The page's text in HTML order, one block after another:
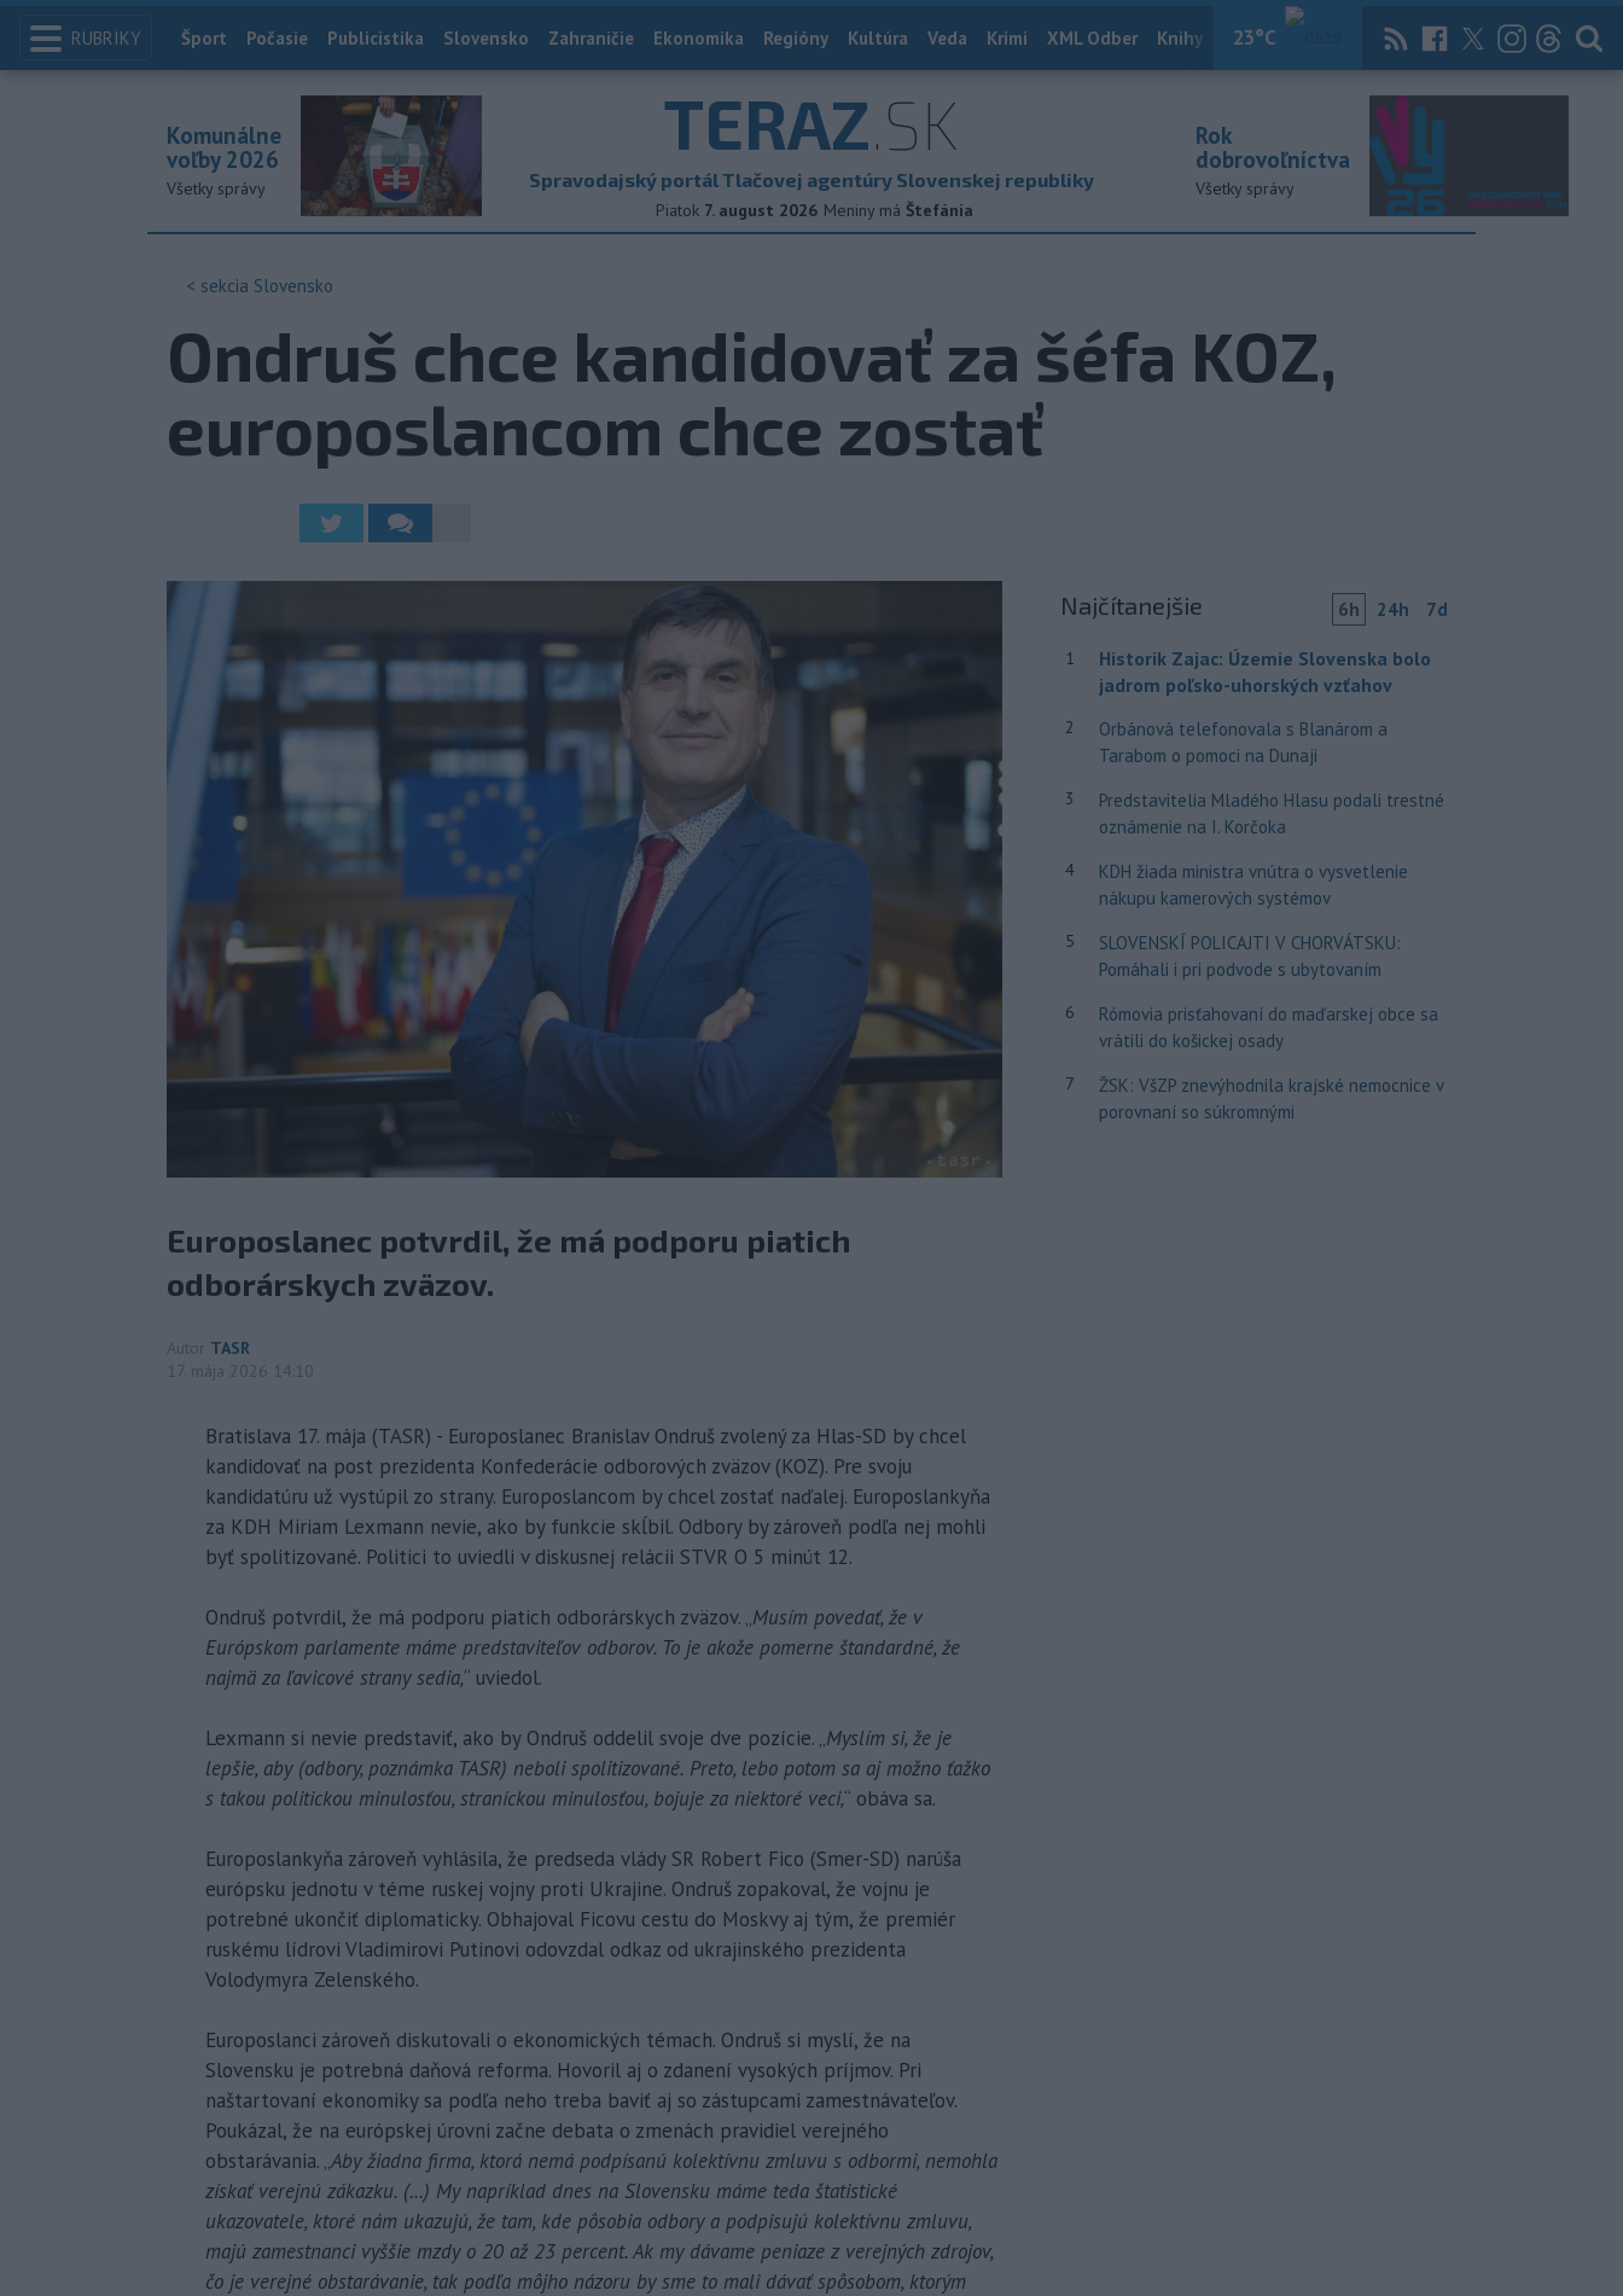
RUBRIKY 23°C
Index
Šport Počasie Publicistika Slovensko Zahraničie Ekonomika Regióny Kultúra Veda Krimi XML Odber Knihy Útulkovo Magazín News Now Archív
TERAZ.SK
Spravodajský portál Tlačovej agentúry Slovenskej republiky
Piatok 7. august 2026 Meniny má Štefánia
Komunálne
voľby 2026
Všetky správy
Rok
dobrovoľníctva
Všetky správy
< sekcia Slovensko
Ondruš chce kandidovať za šéfa KOZ,
europoslancom chce zostať
Europoslanec potvrdil, že má podporu piatich
odborárskych zväzov.
Autor TASR
17. mája 2026 14:10
Bratislava 17. mája (TASR) - Europoslanec Branislav Ondruš zvolený za Hlas-SD by chcel
kandidovať na post prezidenta Konfederácie odborových zväzov (KOZ). Pre svoju
kandidatúru už vystúpil zo strany. Europoslancom by chcel zostať naďalej. Europoslankyňa
za KDH Miriam Lexmann nevie, ako by funkcie skĺbil. Odbory by zároveň podľa nej mohli
byť spolitizované. Politici to uviedli v diskusnej relácii STVR O 5 minút 12.
Ondruš potvrdil, že má podporu piatich odborárskych zväzov. „Musím povedať, že v
Európskom parlamente máme predstaviteľov odborov. To je akože pomerne štandardné, že
najmä za ľavicové strany sedia,“ uviedol.
Lexmann si nevie predstaviť, ako by Ondruš oddelil svoje dve pozície. „Myslím si, že je
lepšie, aby (odbory, poznámka TASR) neboli spolitizované. Preto, lebo potom sa aj možno ťažko
s takou politickou minulosťou, straníckou minulosťou, bojuje za niektoré veci,“ obáva sa.
Europoslankyňa zároveň vyhlásila, že predseda vlády SR Robert Fico (Smer-SD) narúša
európsku jednotu v téme ruskej vojny proti Ukrajine. Ondruš zopakoval, že vojnu je
potrebné ukončiť diplomaticky. Obhajoval Ficovu cestu do Moskvy aj tým, že premiér
ruskému lídrovi Vladimirovi Putinovi odovzdal odkaz od ukrajinského prezidenta
Volodymyra Zelenského.
Europoslanci zároveň diskutovali o ekonomických témach. Ondruš si myslí, že na
Slovensku je potrebná daňová reforma. Hovoril aj o zdanení vysokých príjmov. Pri
naštartovaní ekonomiky sa podľa neho treba baviť aj so zástupcami zamestnávateľov.
Poukázal, že na európskej úrovni začne debata o zmenách pravidiel verejného
obstarávania. „Aby žiadna firma, ktorá nemá podpísanú kolektívnu zmluvu s odbormi, nemohla
získať verejnú zákazku. (...) My napríklad dnes na Slovensku máme teda štatistické
ukazovatele, ktoré nám ukazujú, že tam, kde pôsobia odbory a podpisujú kolektívnu zmluvu,
majú zamestnanci vyššie mzdy o 20 až 23 percent. Ak my dávame peniaze z verejných zdrojov,
čo je verejné obstarávanie, tak podľa môjho názoru by sme to mali dávať spôsobom, ktorým
Najčítanejšie 6h 24h 7d
1
Historik Zajac: Územie Slovenska bolo
jadrom poľsko-uhorských vzťahov
2
Orbánová telefonovala s Blanárom a
Tarabom o pomoci na Dunaji
3
Predstavitelia Mladého Hlasu podali trestné
oznámenie na I. Korčoka
4
KDH žiada ministra vnútra o vysvetlenie
nákupu kamerových systémov
5
SLOVENSKÍ POLICAJTI V CHORVÁTSKU:
Pomáhali i pri podvode s ubytovaním
6
Rómovia prisťahovaní do maďarskej obce sa
vrátili do košickej osady
7
ŽSK: VšZP znevýhodnila krajské nemocnice v
porovnaní so súkromnými